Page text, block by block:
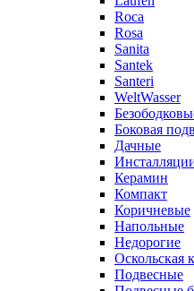
Roca
Rosa
Sanita
Santek
Santeri
WeltWasser
Боковая
Дачные
Керамин
Компакт
Коричневые
Напольные
Недорогие
Оскольская
Подвесные